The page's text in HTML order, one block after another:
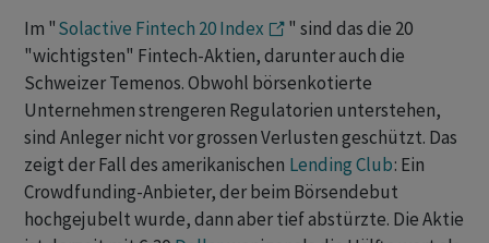
Im "Solactive Fintech 20 Index
" sind das die 20
"wichtigsten" Fintech-Aktien, darunter auch die
Schweizer Temenos. Obwohl börsenkotierte
Unternehmen strengeren Regulatorien unterstehen,
sind Anleger nicht vor grossen Verlusten geschützt. Das
zeigt der Fall des amerikanischen Lending Club: Ein
Crowdfunding-Anbieter, der beim Börsendebut
hochgejubelt wurde, dann aber tief abstürzte. Die Aktie